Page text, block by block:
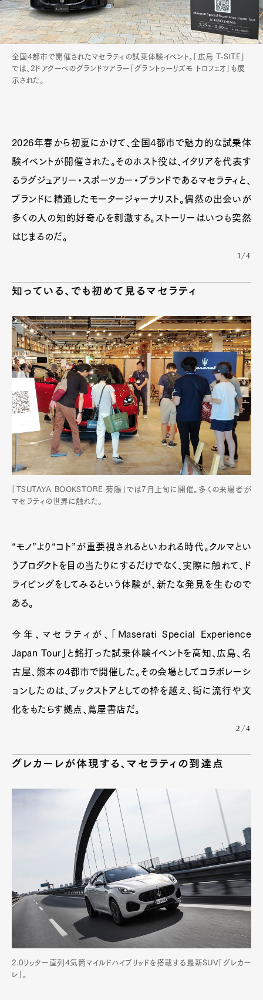
Pen Membership
Magazine
Official Columnist
About
Contact
Pen international Pen tw
全国4都市で開催されたマセラティの試乗体験イベント。「広島 T-SITE」
では、2ドアクーペのグランドツアラー「グラントゥーリズモ トロフェオ」も展
示された。
2026年春から初夏にかけて、全国4都市で魅力的な試乗体
験イベントが開催された。そのホスト役は、イタリアを代表す
るラグジュアリー・スポーツカー・ブランドであるマセラティと、
ブランドに精通したモータージャーナリスト。偶然の出会いが
多くの人の知的好奇心を刺激する。ストーリーはいつも突然
はじまるのだ。
1/4
知っている、でも初めて見るマセラティ
「TSUTAYA BOOKSTORE 菊陽」では7月上旬に開催。多くの来場者が
マセラティの世界に触れた。
“モノ”より“コト”が重要視されるといわれる時代。クルマとい
うプロダクトを目の当たりにするだけでなく、実際に触れて、ド
ライビングをしてみるという体験が、新たな発見を生むので
ある。
今年、マセラティが、「Maserati Special Experience
Japan Tour」と銘打った試乗体験イベントを高知、広島、名
古屋、熊本の4都市で開催した。その会場としてコラボレーシ
ョンしたのは、ブックストアとしての枠を越え、街に流行や文
化をもたらす拠点、蔦屋書店だ。
2/4
グレカーレが体現する、マセラティの到達点
2.0リッター直列4気筒マイルドハイブリッドを搭載する最新SUV「グレカー
レ」。